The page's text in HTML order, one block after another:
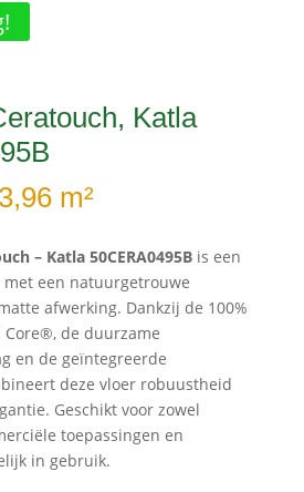
Katla
Huidige
is:
€ 63,96.
m²
– Katla 50CERA0495Bis een
met een natuurgetrouwe
afwerking. Dankzij de 100%
de duurzame
en de geïntegreerde
deze vloer robuustheid
Geschikt voor zowel
toepassingen en
in gebruik.